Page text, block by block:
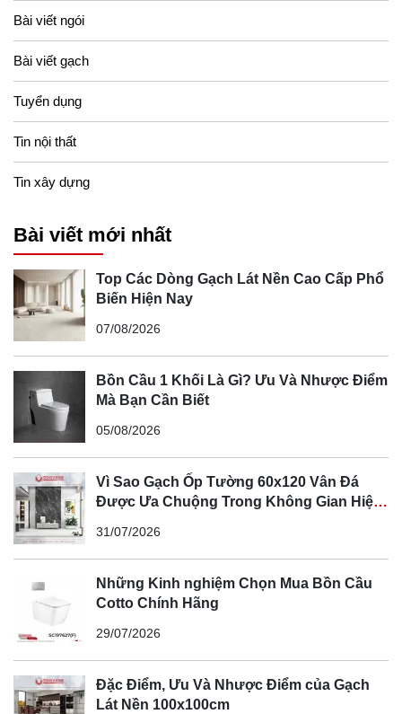
vật liệu như gốm, kim loại, kính màu và tranh treo tường
Thông qua bài viết này, Ong Vàng xin giới thiệu về phong
cách nội thất Tây Ban Nha, sự kết hợp hoàn hảo giữa vẻ
đẹp mộc mạc và sự sang trọng, mang đến không gian
Bài viết ngói
Bài viết gạch
Tuyển dụng
Tin nội thất
Tin xây dựng
Bài viết mới nhất
Top Các Dòng Gạch Lát Nền Cao Cấp Phổ
Biến Hiện Nay
07/08/2026
Bồn Cầu 1 Khối Là Gì? Ưu Và Nhược Điểm
Mà Bạn Cần Biết
05/08/2026
Vì Sao Gạch Ốp Tường 60x120 Vân Đá
Được Ưa Chuộng Trong Không Gian Hiện
31/07/2026
Những Kinh nghiệm Chọn Mua Bồn Cầu
Cotto Chính Hãng
29/07/2026
Đặc Điểm, Ưu Và Nhược Điểm của Gạch
Lát Nền 100x100cm